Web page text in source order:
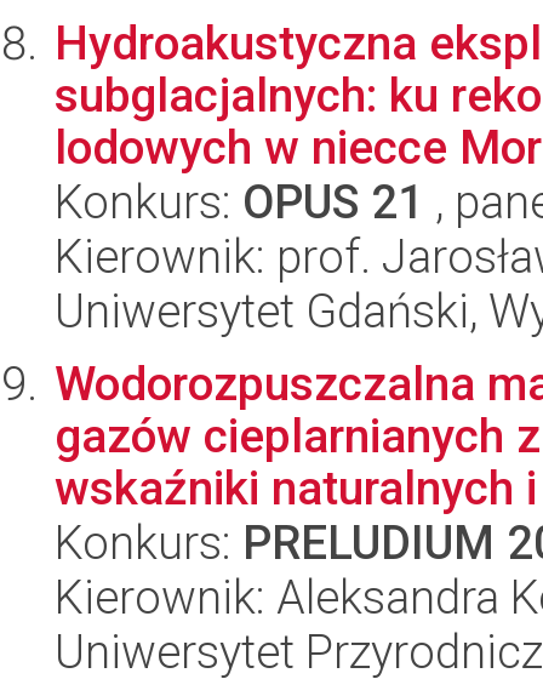
Hydroakustyczna
subglacjalnych: ku
lodowych w niecce
Konkurs: OPUS 21 ,
Kierownik: prof.
Uniwersytet Gdański,
Wodorozpuszczalna
gazów cieplarnianych
wskaźniki naturalnych
Konkurs: PRELUDIUM
Kierownik: Aleksandra
Uniwersytet